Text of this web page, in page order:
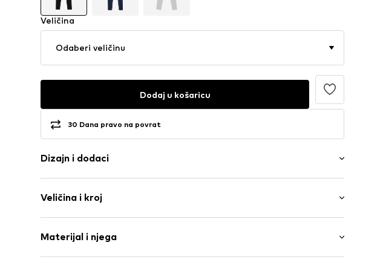
Veličina
Odaberi veličinu
Dodaj u košaricu
30 Dana pravo na povrat
Dizajn i dodaci
Traper
Obojani traper
Prekriveni rub/šav
Veličina i kroj
Kroj: Skinny
Struk: Srednje visoki struk
Materijal i njega